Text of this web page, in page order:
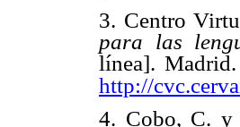
3. Centro
para las
línea].
http://
4. Cobo, C. y